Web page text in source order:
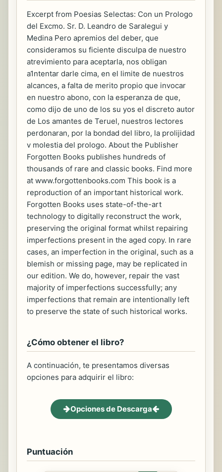
Excerpt from Poesias Selectas: Con un Prologo
del Excmo. Sr. D. Leandro de Saralegui y
Medina Pero apremios del deber, que
consideramos su ficiente disculpa de nuestro
atrevimiento para aceptarla, nos obligan
a1ntentar darle cima, en el limite de nuestros
alcances, a falta de merito propio que invocar
en nuestro abono, con la esperanza de que,
como dijo de uno de los su yos el discreto autor
de Los amantes de Teruel, nuestros lectores
perdonaran, por la bondad del libro, la prolijidad
v molestia del prologo. About the Publisher
Forgotten Books publishes hundreds of
thousands of rare and classic books. Find more
at www.forgottenbooks.com This book is a
reproduction of an important historical work.
Forgotten Books uses state-of-the-art
technology to digitally reconstruct the work,
preserving the original format whilst repairing
imperfections present in the aged copy. In rare
cases, an imperfection in the original, such as a
blemish or missing page, may be replicated in
our edition. We do, however, repair the vast
majority of imperfections successfully; any
imperfections that remain are intentionally left
to preserve the state of such historical works.
¿Cómo obtener el libro?
A continuación, te presentamos diversas
opciones para adquirir el libro:
Opciones de Descarga
Puntuación